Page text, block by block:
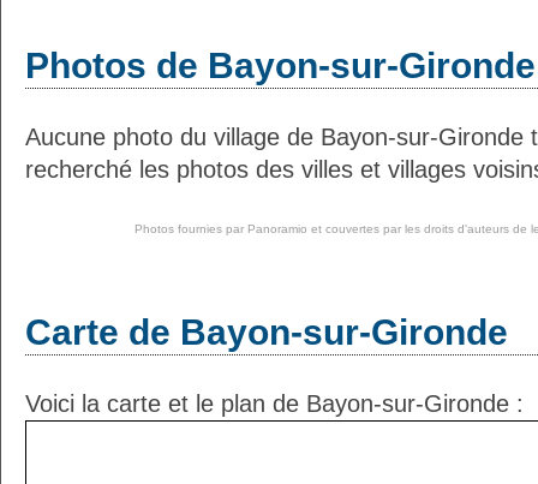
Photos de Bayon-sur-Gironde
Aucune photo du village de Bayon-sur-Gironde
recherché les photos des villes et villages
Photos fournies par Panoramio et couvertes par les droits d'auteurs de
Carte de Bayon-sur-Gironde
Voici la carte et le plan de Bayon-sur-Gironde :